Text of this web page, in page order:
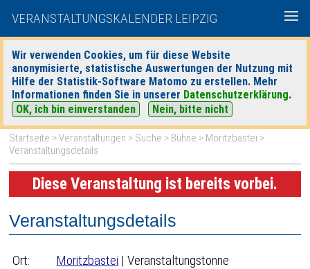
VERANSTALTUNGSKALENDER LEIPZIG
Wir verwenden Cookies, um für diese Website
anonymisierte, statistische Auswertungen der Nutzung mit
Hilfe der Statistik-Software Matomo zu erstellen. Mehr
Informationen finden Sie in unserer Datenschutzerklärung.
OK, ich bin einverstanden
Nein, bitte nicht
heute|morgen| Detaillierte Suche
Startseite >Veranstaltungen > Suche > Bühne > Moritzbastei >
Veranstaltungsdetails
Diese Veranstaltung ist bereits vorbei.
Veranstaltungsdetails
Ort: Moritzbastei | Veranstaltungstonne